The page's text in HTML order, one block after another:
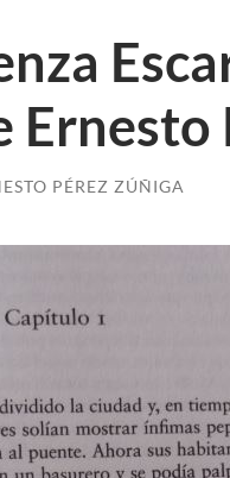
Ernesto
PÉREZ ZÚÑIGA